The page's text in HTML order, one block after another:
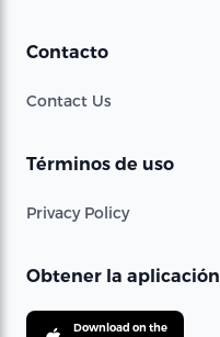
Contacto
Contact Us
Términos de uso
Privacy Policy
Obtener la aplicación
Download on the